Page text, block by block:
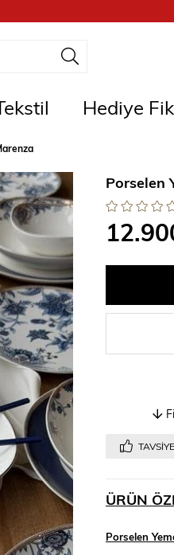
Hediye
Porselen
ÜRÜN
Porselen